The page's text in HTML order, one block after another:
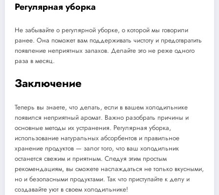
Регулярная уборка
Не забывайте о регулярной уборке, о которой мы говорили
ранее. Она поможет вам поддерживать чистоту и предотвратить
появление неприятных запахов. Делайте это не реже одного
раза в месяц.
Заключение
Теперь вы знаете, что делать, если в вашем холодильнике
появился неприятный аромат. Важно разобрать причины и
основные методы их устранения. Регулярная уборка,
использование натуральных абсорбентов и правильное
хранение продуктов — залог того, что ваш холодильник
останется свежим и приятным. Следуя этим простым
рекомендациям, вы сможете наслаждаться не только вкусными,
но и безопасными продуктами. Так что приступайте к делу и
создавайте уют в своем холодильнике!